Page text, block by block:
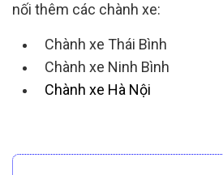
nối thêm các chành xe:
Chành xe Thái Bình
Chành xe Ninh Bình
Chành xe Hà Nội